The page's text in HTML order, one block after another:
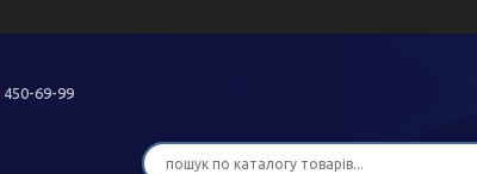
450-69-99